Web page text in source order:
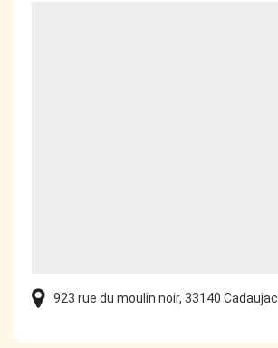
923 rue du moulin noir, 33140 Cadaujac